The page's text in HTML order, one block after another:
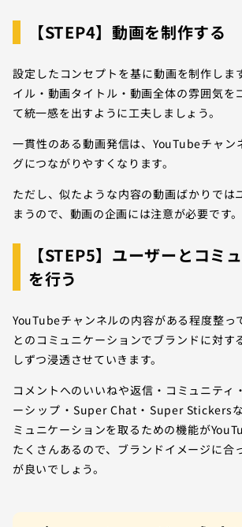
【STEP4】動画を制作する
設定したコンセプトを基に動画を制作しま
イル・動画タイトル・動画全体の雰囲気を
て統一感を出すように工夫しましょう。
一貫性のある動画発信は、YouTubeチャン
グにつながりやすくなります。
ただし、似たような内容の動画ばかりでは
まうので、動画の企画には注意が必要です。
【STEP5】ユーザーとコミ
を行う
YouTubeチャンネルの内容がある程度整っ
とのコミュニケーションでブランドに対す
しずつ浸透させていきます。
コメントへのいいねや返信・コミュニティ
ーシップ・Super Chat・Super Stickers
ミュニケーションを取るための機能が
たくさんあるので、ブランドイメージに合
が良いでしょう。